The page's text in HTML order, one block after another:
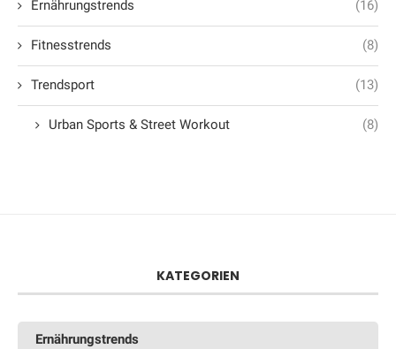
Ernährungstrends (16)
Fitnesstrends (8)
Trendsport (13)
Urban Sports & Street Workout (8)
KATEGORIEN
Ernährungstrends